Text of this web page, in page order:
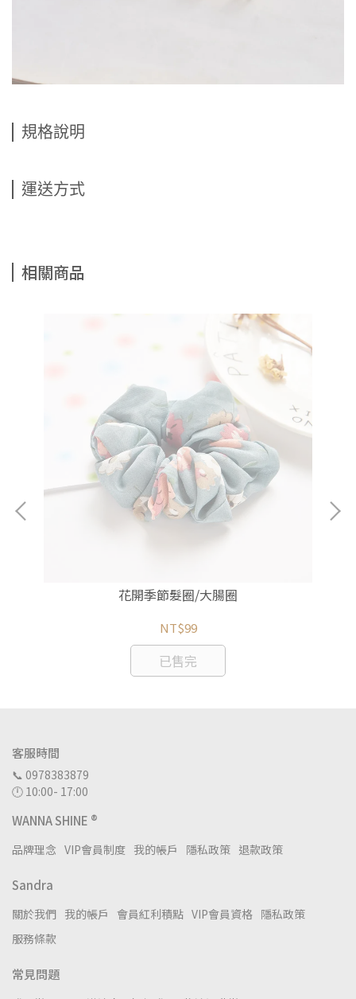
規格說明
運送方式
相關商品
花開季節髮圈/大腸圈
NT$99
已售完
客服時間
📞 0978383879
🕛 10:00- 17:00
WANNA SHINE ®
品牌理念 VIP會員制度 我的帳戶 隱私政策 退款政策
Sandra
關於我們 我的帳戶 會員紅利積點 VIP會員資格 隱私政策
服務條款
常見問題